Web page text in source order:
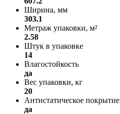
Ширина, мм
303.1
Метраж упаковки, м²
2.58
Штук в упаковке
14
Влагостойкость
да
Вес упаковки, кг
20
Антистатическое покрытие
да